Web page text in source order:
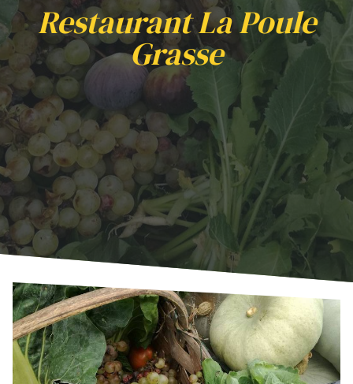
Restaurant La Poule
Grasse